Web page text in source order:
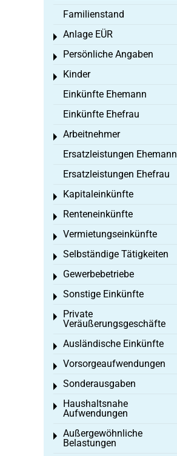
Familienstand
Anlage EÜR
Toggle menu
Persönliche Angaben
Toggle menu
Kinder
Toggle menu
Einkünfte Ehemann
Einkünfte Ehefrau
Arbeitnehmer
Toggle menu
Ersatzleistungen Ehemann
Ersatzleistungen Ehefrau
Kapitaleinkünfte
Toggle menu
Renteneinkünfte
Toggle menu
Vermietungseinkünfte
Toggle menu
Selbständige Tätigkeiten
Toggle menu
Gewerbebetriebe
Toggle menu
Sonstige Einkünfte
Toggle menu
Private
Veräußerungsgeschäfte
Toggle menu
Ausländische Einkünfte
Toggle menu
Vorsorgeaufwendungen
Toggle menu
Sonderausgaben
Toggle menu
Haushaltsnahe
Aufwendungen
Toggle menu
Außergewöhnliche
Belastungen
Toggle menu